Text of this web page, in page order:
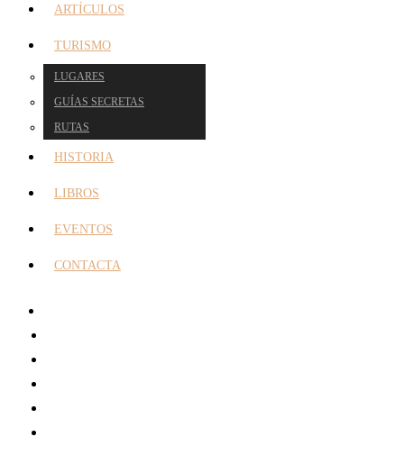
ARTÍCULOS
TURISMO
LUGARES
GUÍAS SECRETAS
RUTAS
HISTORIA
LIBROS
EVENTOS
CONTACTA